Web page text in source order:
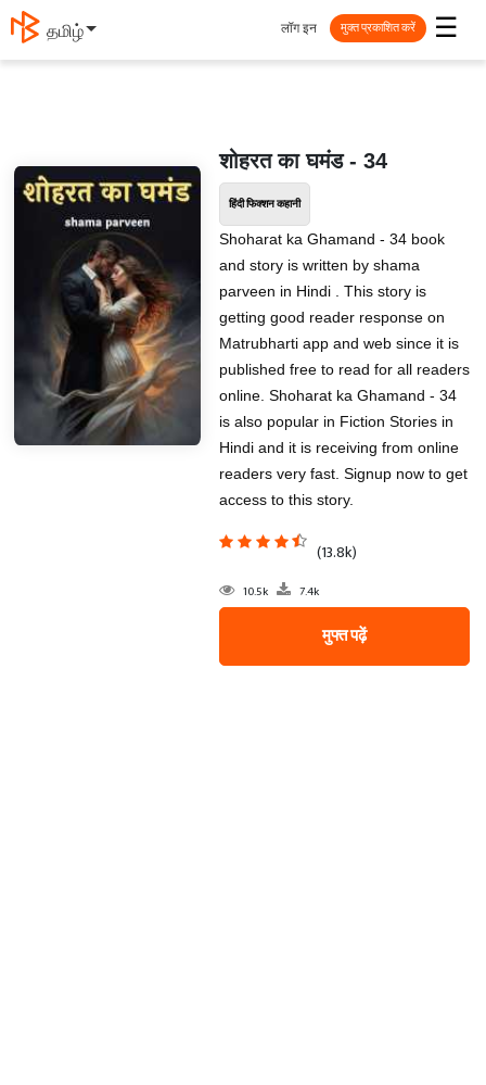
தமிழ் ☰
लॉग इन मुक्त प्रकाशित करें
शोहरत का घमंड - 34
हिंदी फिक्शन कहानी
Shoharat ka Ghamand - 34 book
and story is written by shama
parveen in Hindi . This story is
getting good reader response on
Matrubharti app and web since it is
published free to read for all readers
online. Shoharat ka Ghamand - 34
is also popular in Fiction Stories in
Hindi and it is receiving from online
readers very fast. Signup now to get
access to this story.
(13.8k)
10.5k 7.4k
मुफ्त पढ़ें